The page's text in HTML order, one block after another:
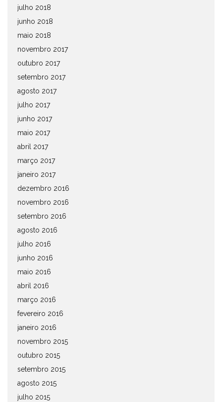
julho 2018
junho 2018
maio 2018
novembro 2017
outubro 2017
setembro 2017
agosto 2017
julho 2017
junho 2017
maio 2017
abril 2017
março 2017
janeiro 2017
dezembro 2016
novembro 2016
setembro 2016
agosto 2016
julho 2016
junho 2016
maio 2016
abril 2016
março 2016
fevereiro 2016
janeiro 2016
novembro 2015
outubro 2015
setembro 2015
agosto 2015
julho 2015